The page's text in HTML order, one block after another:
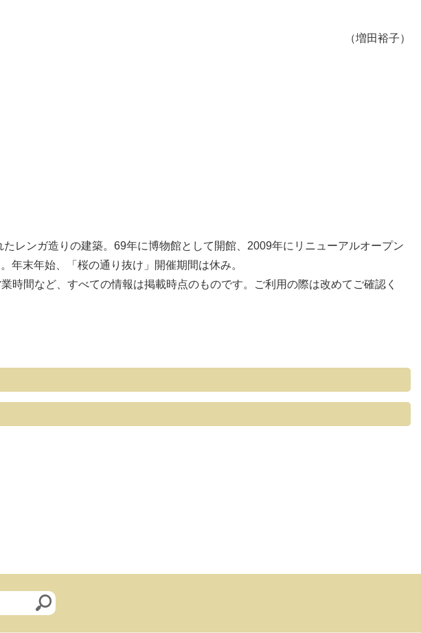
（増田裕子）
ンガ造りの建築。69年に博物館として開館、2009年にリニューアルオープン
年末年始、「桜の通り抜け」開催期間は休み。
間など、すべての情報は掲載時点のものです。ご利用の際は改めてご確認く